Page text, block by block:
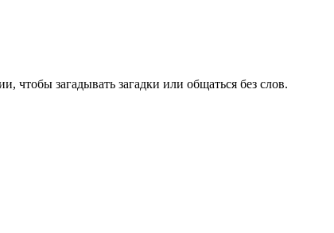
загадывать загадки или общаться без слов.